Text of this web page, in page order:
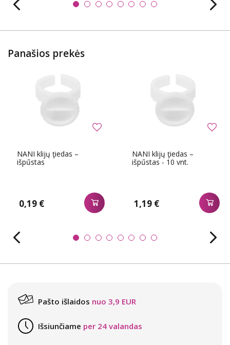
Panašios prekės
NANI klijų ţiedas –
išpűstas
0,19 €
NANI klijų ţiedas –
išpűstas - 10 vnt.
1,19 €
Pašto išlaidos nuo 3,9 EUR
Išsiunčiame per 24 valandas